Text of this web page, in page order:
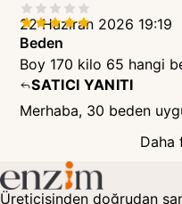
22 Haziran 2026 19:19
Beden
Boy 170 kilo 65 hangi
SATICI YANITI
Merhaba, 30 beden
Daha
Üreticisinden doğrudan